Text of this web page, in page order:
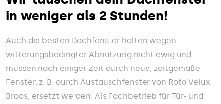
in weniger als 2 Stunden!
Auch die besten Dachfenster halten wegen
witterungsbedingter Abnutzung nicht ewig und
müssen nach einiger Zeit durch neue, zeitgemäße
Fenster, z. B. durch Austauschfenster von Roto Velux
Braas, ersetzt werden. Als Fachbetrieb für Tür- und